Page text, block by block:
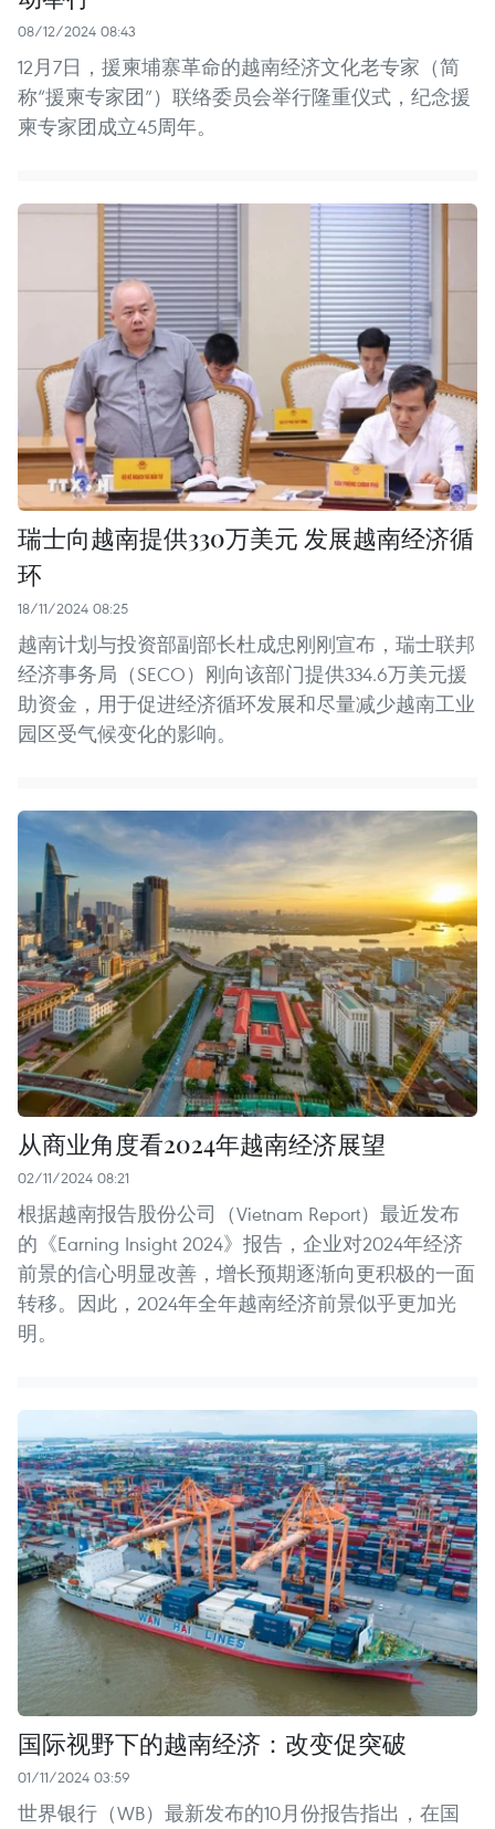
08/12/2024 08:43
12月7日，援柬埔寨革命的越南经济文化老专家（简
称“援柬专家团”）联络委员会举行隆重仪式，纪念援
柬专家团成立45周年。
瑞士向越南提供330万美元 发展越南经济循
环
18/11/2024 08:25
越南计划与投资部副部长杜成忠刚刚宣布，瑞士联邦
经济事务局（SECO）刚向该部门提供334.6万美元援
助资金，用于促进经济循环发展和尽量减少越南工业
园区受气候变化的影响。
从商业角度看2024年越南经济展望
02/11/2024 08:21
根据越南报告股份公司（Vietnam Report）最近发布
的《Earning Insight 2024》报告，企业对2024年经济
前景的信心明显改善，增长预期逐渐向更积极的一面
转移。因此，2024年全年越南经济前景似乎更加光
明。
国际视野下的越南经济：改变促突破
01/11/2024 03:59
世界银行（WB）最新发布的10月份报告指出，在国